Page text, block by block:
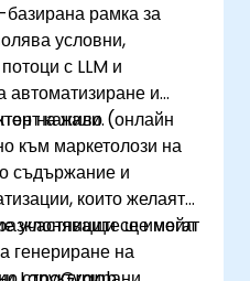
рамка за
условни,
с LLM и
автоматизиране и
канали.
на живо (онлайн
към маркетолози на
съдържание и
които желаят
се имейл
генериране на
участниците ще могат